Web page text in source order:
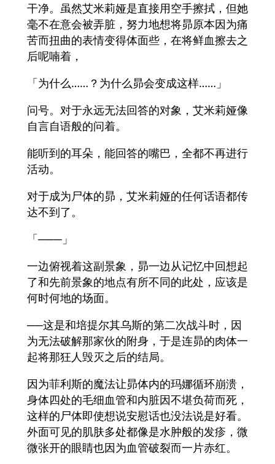
干净。虽然艾米莉娅是直接用空手擦拭，但她
毫不在意会被弄脏，努力地想将昴原本因为痛
苦而扭曲的表情变得体面些，在将鲜血擦去之
后呢喃着，
「为什么……？为什么昴会变成这样……」
问号。对于永远无法回答的对象，艾米莉娅像
自言自语般的问着。
能听到的耳朵，能回答的嘴巴，全都不再进行
活动。
对于成为尸体的昴，艾米莉娅的任何话语都传
达不到了。
「───」
一边俯视着这副景象，昴一边从记忆中回想起
了和先前景象的地点有所不同的此处，应该是
何时何地的场面。
──这是和培提尔其乌斯的第二次战斗时，因
为无法破解那家伙的附身，于是连昴的肉体一
起将那狂人毁灭之后的结局。
因为菲利斯的魔法让昴体内的玛娜循环崩溃，
身体四处的毛细血管和内脏因不堪负荷而死，
这样的尸体即使想说安慰话也没法说是好看。
外面可见的肌肤多处都像是水肿般的发疹，微
微张开的眼睛也因为血管破裂而一片赤红。